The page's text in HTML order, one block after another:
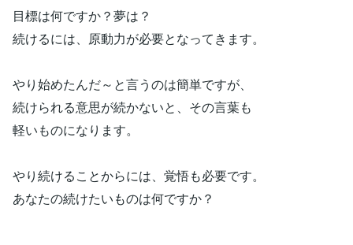
目標は何ですか？夢は？
続けるには、原動力が必要となってきます。
やり始めたんだ～と言うのは簡単ですが、
続けられる意思が続かないと、その言葉も
軽いものになります。
やり続けることからには、覚悟も必要です。
あなたの続けたいものは何ですか？